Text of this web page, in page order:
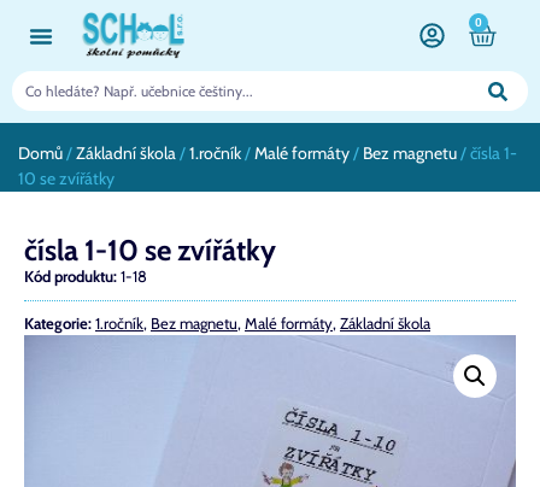
0
Domů/Základní škola/1.ročník/Malé formáty/ Bez magnetu/ čísla 1-
10 se zvířátky
čísla 1-10 se zvířátky
Kód produktu:1-18
Kategorie:1.ročník, Bez magnetu, Malé formáty, Základní škola